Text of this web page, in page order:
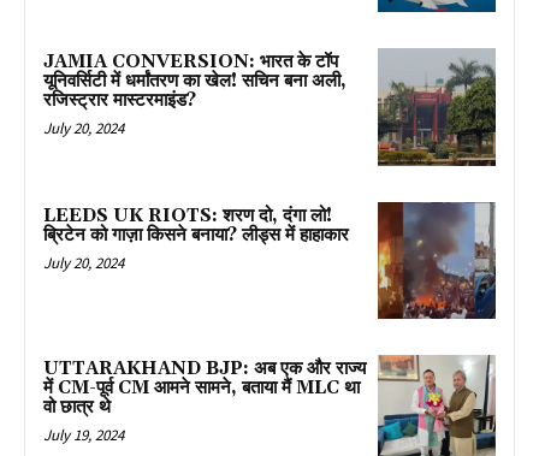
JAMIA CONVERSION: भारत के टॉप
यूनिवर्सिटी में धर्मांतरण का खेल! सचिन बना अली,
रजिस्ट्रार मास्टरमाइंड?
July 20, 2024
LEEDS UK RIOTS: शरण दो, दंगा लो!
ब्रिटेन को गाज़ा किसने बनाया? लीड्स में हाहाकार
July 20, 2024
UTTARAKHAND BJP: अब एक और राज्य
में CM-पूर्व CM आमने सामने, बताया मैं MLC था
वो छात्र थे
July 19, 2024